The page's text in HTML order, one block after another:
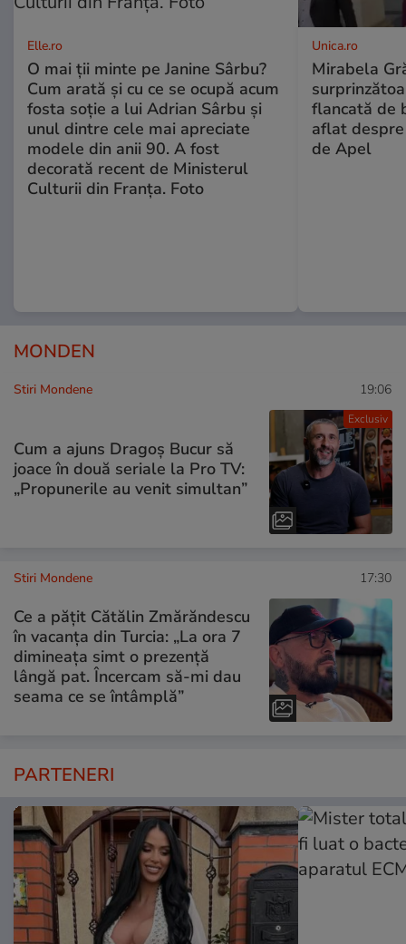
Elle.ro
O mai ții minte pe Janine Sârbu?
Cum arată și cu ce se ocupă acum
fosta soție a lui Adrian Sârbu și
unul dintre cele mai apreciate
modele din anii 90. A fost
decorată recent de Ministerul
Culturii din Franța. Foto
Unica.ro
Mirabela
flancată de
aflat
de Apel
MONDEN
Exclusiv
Stiri Mondene 19:06
Cum a ajuns Dragoș Bucur să
joace în două seriale la Pro TV:
„Propunerile au venit simultan”
Stiri Mondene 17:30
Ce a pățit Cătălin Zmărăndescu
în vacanța din Turcia: „La ora 7
dimineața simt o prezență
lângă pat. Încercam să-mi dau
seama ce se întâmplă”
PARTENERI